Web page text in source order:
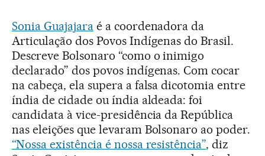
Sonia Guajajaraé a coordenadora da
Articulação dos Povos Indígenas do Brasil.
Descreve Bolsonaro “como o inimigo
declarado” dos povos indígenas. Com cocar
na cabeça, ela supera a falsa dicotomia entre
índia de cidade ou índia aldeada: foi
candidata à vice-presidência da República
nas eleições que levaram Bolsonaro ao poder.
“Nossa existência é nossa resistência”, diz